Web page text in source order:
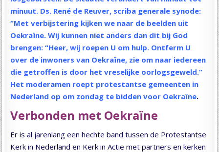
minuut. Ds. René de Reuver, scriba generale synode:
“Met verbijstering kijken we naar de beelden uit
Oekraïne. Wij kunnen niet anders dan dit bij God
brengen: “Heer, wij roepen U om hulp. Ontferm U
over de inwoners van Oekraïne, zie om naar iedereen
die getroffen is door het vreselijke oorlogsgeweld.”
Het moderamen roept protestantse gemeenten in
Nederland op om zondag te bidden voor Oekraïne.
Verbonden met Oekraïne
Er is al jarenlang een hechte band tussen de Protestantse
Kerk in Nederland en Kerk in Actie met partners en kerken